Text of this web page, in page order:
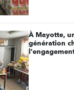
À Mayotte,
génération